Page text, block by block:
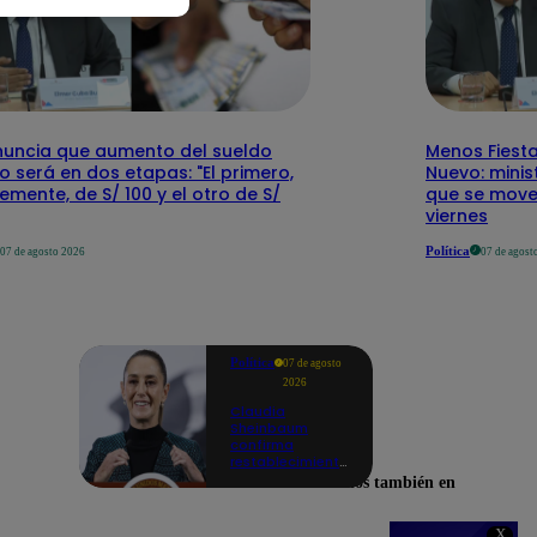
que aumento del sueldo
será en dos etapas: "El primero,
de S/ 100 y el otro de S/
07 de agosto 2026
Menos
Nuevo:
que se
viernes
Política 07 de
Política
07 de agosto
2026
Claudia
Sheinbaum
confirma
restablecimiento
Encuéntranos también en